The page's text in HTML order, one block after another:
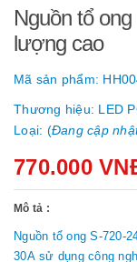
Nguồn tổ
lượng cao
Mã sản phẩm:
Thương hiệu: LED
Loại: (Đang cập nhật
770.000
Mô tả :
Nguồn tổ ong S-720-
30A sử dụng công